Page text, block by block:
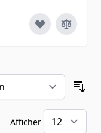
Afficher